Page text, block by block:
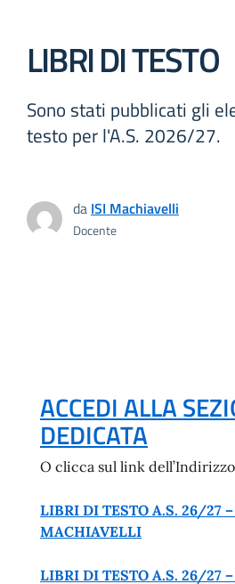
LIBRI DI TESTO
Sono stati pubblicati gli
testo per l'A.S. 2026/27.
da ISI Machiavelli
Docente
ACCEDI ALLA
DEDICATA
O clicca sul link
LIBRI DI TESTO A.S. 26/27
MACHIAVELLI
LIBRI DI TESTO A.S. 26/27